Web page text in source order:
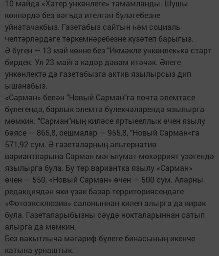
10 майда «Хәтер ункөнлеге» тәмамланды. Шушы
көннәрдә без вәгъдә ителгән бүләгебезне
уйнатачакбыз. Газетабыз сайтын һәм социаль
челтәрләрдәге төркемнәребезне күзәтеп барыгыз.
Ә бүген — 13 май көнне без "Икмәкле ункөнлек«кә старт
бирдек. Ул 23 майга кадәр дәвам итәчәк. Әлеге
ункөнлектә дә газетабызга актив язылырсыз дип
ышанабыз.
«Сарман» белән "Новый Сарман"га почта элемтәсе
бүлегендә, барлык элемтә бүлекчәләрендә язылырга
мөмкин. "Сарман"ның киләсе яртыееллык өчен язылу
бәясе — 865,8, оешмалар — 955,8, "Новый Сарман«га
571,92 сум. Ә газеталарның альтернатив
вариантларына Сарман мәгълүмат-мөхәррият үзәгендә
язылырга була. Бу төр вариантка язылу «Сарман»
өчен — 550, «Новый Сарман» өчен — 500 сум. Аларны
редакциядән яки үзәк базар территориясендәге
«Фотоэксклюзив» салоныннан килеп алырга да кирәк
була. Газеталарыбызны сәүдә нокталарыннан сатып
алырга да мөмкин.
Без вакытлыча мәгариф бүлеге бинасының икенче
катына урнаштык.